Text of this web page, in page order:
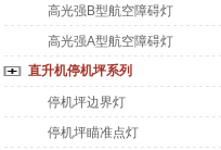
高光强B型航空障碍灯
高光强A型航空障碍灯
直升机停机坪系列
停机坪边界灯
停机坪瞄准点灯